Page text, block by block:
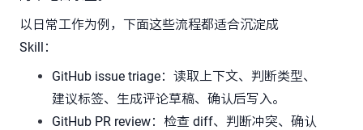
以日常工作为例，下面这些流程都适合沉淀成
Skill：
GitHub issue triage：读取上下文、判断类型、
建议标签、生成评论草稿、确认后写入。
GitHub PR review：检查 diff、判断冲突、确认